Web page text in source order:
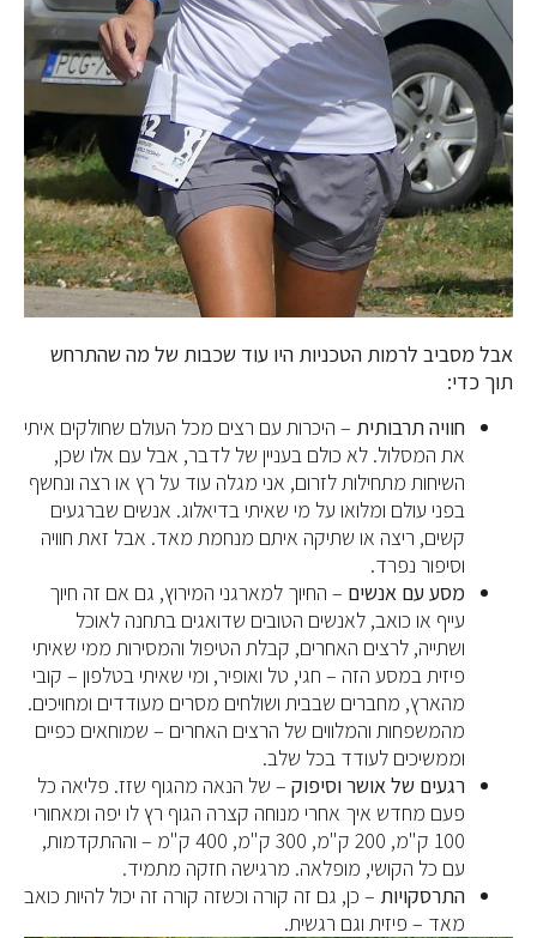
אבל מסביב לרמות הטכניות היו עוד שכבות של מה שהתרחש
תוך כדי:
חוויה תרבותית – היכרות עם רצים מכל העולם שחולקים איתי
את המסלול. לא כולם בעניין של לדבר, אבל עם אלו שכן,
השיחות מתחילות לזרום, אני מגלה עוד על רץ או רצה ונחשף
בפני עולם ומלואו על מי שאיתי בדיאלוג. אנשים שברגעים
קשים, ריצה או שתיקה איתם מנחמת מאד. אבל זאת חוויה
וסיפור נפרד.
מסע עם אנשים – החיוך למארגני המירוץ, גם אם זה חיוך
עייף או כואב, לאנשים הטובים שדואגים בתחנה לאוכל
ושתייה, לרצים האחרים, קבלת הטיפול והמסירות ממי שאיתי
פיזית במסע הזה – חגי, טל ואופיר, ומי שאיתי בטלפון – קובי
מהארץ, מחברים שבבית ושולחים מסרים מעודדים ומחויכים.
מהמשפחות והמלווים של הרצים האחרים – שמוחאים כפיים
וממשיכים לעודד בכל שלב.
רגעים של אושרוסיפוק – של הנאה מהגוף שזז. פליאה כל
פעם מחדש איך אחרי מנוחה קצרה הגוף רץ לו יפה ומאחורי
100 ק"מ, 200 ק"מ, 300 ק"מ, 400 ק"מ – וההתקדמות,
עם כל הקושי, מופלאה. מרגישה חזקה מתמיד.
התרסקויות – כן, גם זה קורה וכשזה קורה זה יכול להיות כואב
מאד – פיזית וגם רגשית.